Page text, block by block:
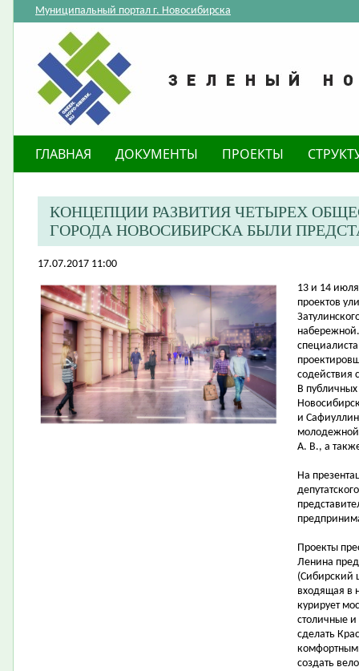
Муниципальный портал г. Новосибирска
ГЛАВНАЯ ДОКУМЕНТЫ ПРОЕКТЫ
КОНЦЕПЦИИ РАЗВИТИЯ ЧЕТЫРЕХ
ГОРОДА НОВОСИБИРСКА БЫЛИ
17.07.2017 11:00
​13 и 14
проектов
содействия
В
и
молодежной
А. В., а
На
Проекты
Ленина
(Сибирский
входящая в
курирует
столичные
сделать
создать